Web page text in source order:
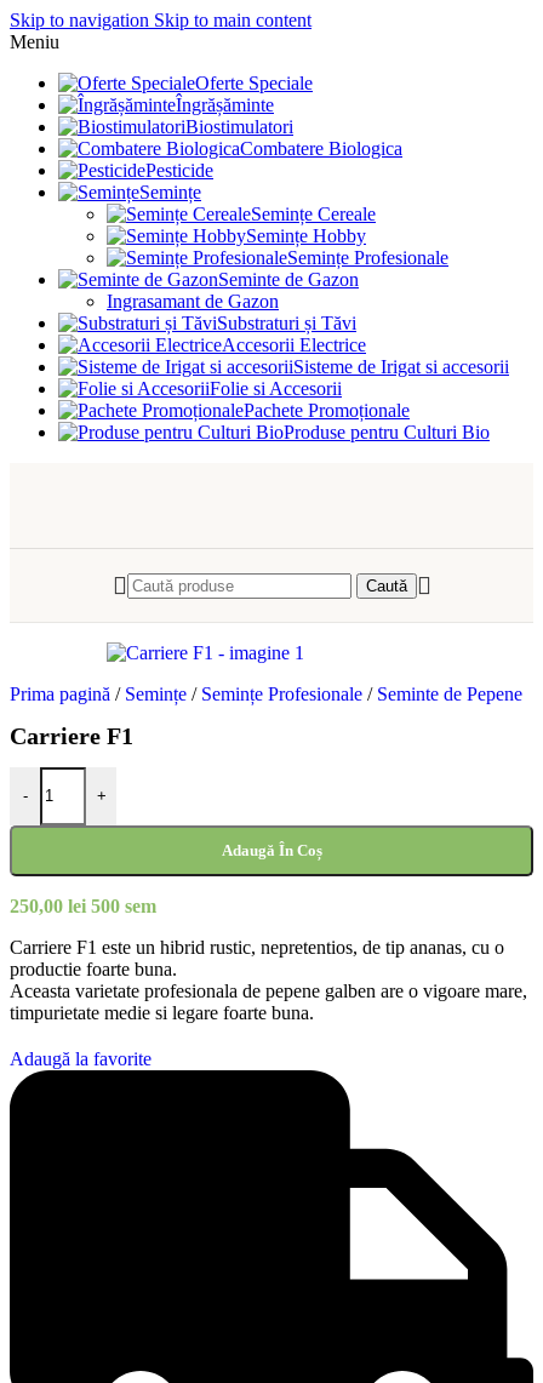
Skip to navigation Skip to main content
Meniu
Oferte Speciale
Îngrășăminte
Biostimulatori
Combatere Biologica
Pesticide
Semințe
Semințe Cereale
Semințe Hobby
Semințe Profesionale
Seminte de Gazon
Ingrasamant de Gazon
Substraturi și Tăvi
Accesorii Electrice
Sisteme de Irigat si accesorii
Folie si Accesorii
Pachete Promoționale
Produse pentru Culturi Bio
Caută
Prima pagină / Semințe / Semințe Profesionale / Seminte de Pepene
Carriere F1
-
Cantitate Carriere F1
+
Adaugă În Coș
250,00 lei 500 sem
Carriere F1 este un hibrid rustic, nepretentios, de tip ananas, cu o
productie foarte buna.
Aceasta varietate profesionala de pepene galben are o vigoare mare,
timpurietate medie si legare foarte buna.
Adaugă la favorite